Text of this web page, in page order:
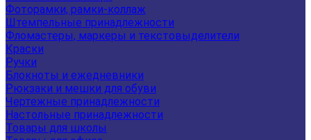
Фоторамки, рамки-коллаж
Штемпельные принадлежности
Фломастеры, маркеры и текстовыделители
Краски
Ручки
Блокноты и ежедневники
Рюкзаки и мешки для обуви
Чертежные принадлежности
Настольные принадлежности
Товары для школы